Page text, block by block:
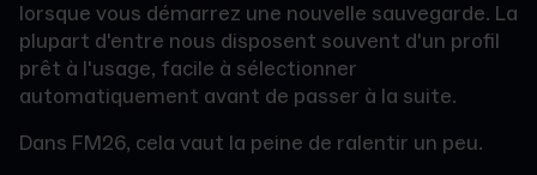
lorsque vous démarrez une nouvelle sauvegarde. La
plupart d'entre nous disposent souvent d'un profil
prêt à l'usage, facile à sélectionner
automatiquement avant de passer à la suite.
Dans FM26, cela vaut la peine de ralentir un peu.